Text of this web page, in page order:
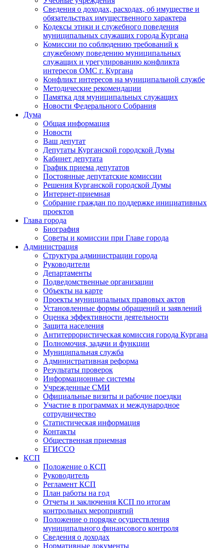
Сведения о доходах, расходах, об имуществе и
обязательствах имущественного характера
Кодексы этики и служебного поведения
муниципальных служащих города Кургана
Комиссии по соблюдению требований к
служебному поведению муниципальных
служащих и урегулированию конфликта
интересов ОМС г. Кургана
Конфликт интересов на муниципальной службе
Методические рекомендации
Памятка для муниципальных служащих
Новости Федерального Cобрания
Дума
Общая информация
Новости
Ваш депутат
Депутаты Курганской городской Думы
Кабинет депутата
График приема депутатов
Постоянные депутатские комиссии
Решения Курганской городской Думы
Интернет-приемная
Собрание граждан по поддержке инициативных
проектов
Глава города
Биография
Советы и комиссии при Главе города
Администрация
Структура администрации города
Руководители
Департаменты
Подведомственные организации
Объекты на карте
Проекты муниципальных правовых актов
Установленные формы обращений и заявлений
Оценка эффективности деятельности
Защита населения
Антитеррористическая комиссия города Кургана
Полномочия, задачи и функции
Муниципальная служба
Административная реформа
Результаты проверок
Информационные системы
Учрежденные СМИ
Официальные визиты и рабочие поездки
Участие в программах и международное
сотрудничество
Статистическая информация
Контакты
Общественная приемная
ЕГИССО
КСП
Положение о КСП
Руководитель
Регламент КСП
План работы на год
Отчеты и заключения КСП по итогам
контрольных мероприятий
Положение о порядке осуществления
муниципального финансового контроля
Сведения о доходах
Нормативные документы